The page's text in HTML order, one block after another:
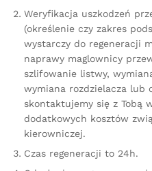
Weryfikacja uszkodzeń
(określenie czy zakres
wystarczy do regeneracji
naprawy maglownicy
szlifowanie listwy,
wymiana rozdzielacza lub
skontaktujemy się z Tobą
dodatkowych kosztów
kierowniczej.
Czas regeneracji to 24h.